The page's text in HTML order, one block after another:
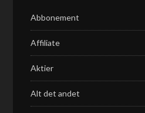
Abbonement
Affiliate
Aktier
Alt det andet